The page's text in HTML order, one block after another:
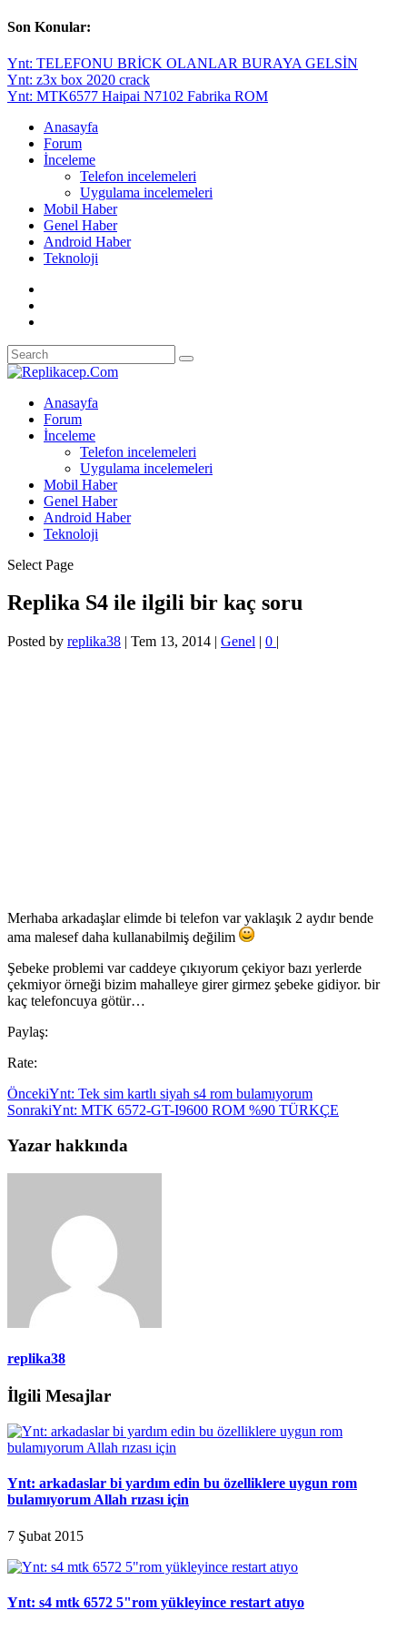
Son Konular:
Ynt: TELEFONU BRİCK OLANLAR BURAYA GELSİN
Ynt: z3x box 2020 crack
Ynt: MTK6577 Haipai N7102 Fabrika ROM
Anasayfa
Forum
İnceleme
Telefon incelemeleri
Uygulama incelemeleri
Mobil Haber
Genel Haber
Android Haber
Teknoloji
Anasayfa
Forum
İnceleme
Telefon incelemeleri
Uygulama incelemeleri
Mobil Haber
Genel Haber
Android Haber
Teknoloji
Select Page
Replika S4 ile ilgili bir kaç soru
Posted by replika38 | Tem 13, 2014 | Genel | 0 |
Merhaba arkadaşlar elimde bi telefon var yaklaşık 2 aydır bende
ama malesef daha kullanabilmiş değilim
Şebeke problemi var caddeye çıkıyorum çekiyor bazı yerlerde
çekmiyor örneği bizim mahalleye girer girmez şebeke gidiyor. bir
kaç telefoncuya götür…
Paylaş:
Rate:
ÖncekiYnt: Tek sim kartlı siyah s4 rom bulamıyorum
SonrakiYnt: MTK 6572-GT-I9600 ROM %90 TÜRKÇE
Yazar hakkında
replika38
İlgili Mesajlar
Ynt: arkadaslar bi yardım edin bu özelliklere uygun rom
bulamıyorum Allah rızası için
7 Şubat 2015
Ynt: s4 mtk 6572 5"rom yükleyince restart atıyo